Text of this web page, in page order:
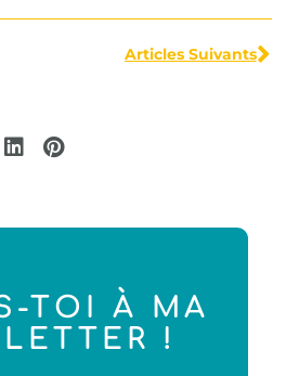
Articles Suivants
TOI À MA
!